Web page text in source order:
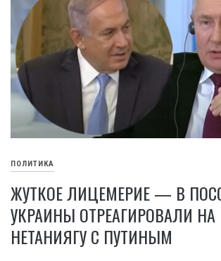
ПОЛИТИКА
ЖУТКОЕ ЛИЦЕМЕРИЕ — В
УКРАИНЫ ОТРЕАГИРОВАЛИ НА
НЕТАНИЯГУ С ПУТИНЫМ